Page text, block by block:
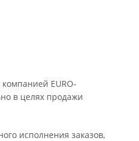
EURO-
в целях продажи
исполнения заказов,